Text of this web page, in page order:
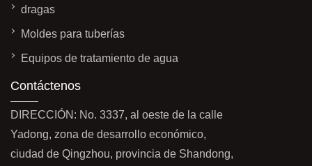
dragas
Moldes para tuberías
Equipos de tratamiento de agua
Contáctenos
DIRECCIÓN: No. 3337, al oeste de la calle
Yadong, zona de desarrollo económico,
ciudad de Qingzhou, provincia de Shandong,